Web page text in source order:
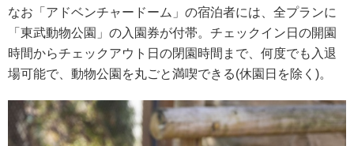
なお「アドベンチャードーム」の宿泊者には、全プランに
「東武動物公園」の入園券が付帯。チェックイン日の開園
時間からチェックアウト日の閉園時間まで、何度でも入退
場可能で、動物公園を丸ごと満喫できる(休園日を除く)。